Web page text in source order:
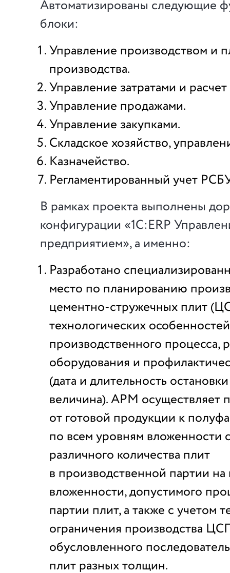
Автоматизированы следующие
блоки:
Управление производством и
производства.
Управление затратами и
Управление продажами.
Управление закупками.
Складское хозяйство,
Казначейство.
Регламентированный учет
В рамках проекта выполнены
конфигурации «1С:ERP
предприятием», а именно:
Разработано
место по планированию
цементно-стружечных плит
технологических особенностей
производственного процесса,
оборудования и
(дата и длительность
величина). АРМ осуществляет
от готовой продукции к
по всем уровням вложенности
различного количества плит
в производственной партии
вложенности, допустимого
партии плит, а также с учетом
ограничения производства
обусловленного
плит разных толщин.